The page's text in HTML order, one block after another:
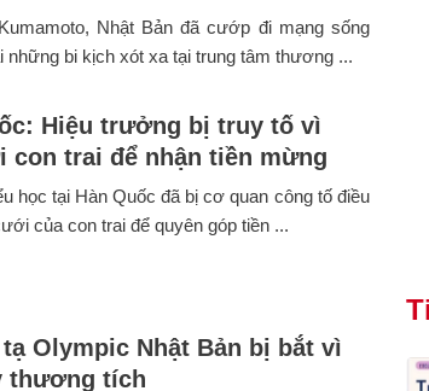
Nhật Bản đã cướp đi mạng sống
những bi kịch xót xa tại trung tâm thương ...
Hiệu trưởng bị truy tố vì
con trai để nhận tiền mừng
học tại Hàn Quốc đã bị cơ quan công tố điều
của con trai để quyên góp tiền ...
Olympic Nhật Bản bị bắt vì
thương tích